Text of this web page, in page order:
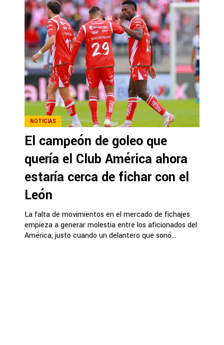
NOTICIAS
El campeón de goleo que
quería el Club América ahora
estaría cerca de fichar con el
León
La falta de movimientos en el mercado de fichajes
empieza a generar molestia entre los aficionados del
América, justo cuando un delantero que sonó...